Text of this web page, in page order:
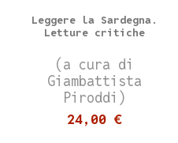
Leggere la Sardegna.
Letture critiche
(a cura di
Giambattista
Piroddi)
24,00 €